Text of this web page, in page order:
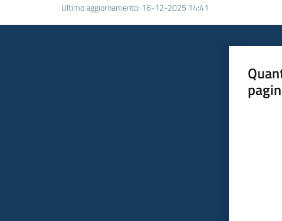
Ultimo aggiornamento: 16-12-2025 14:41